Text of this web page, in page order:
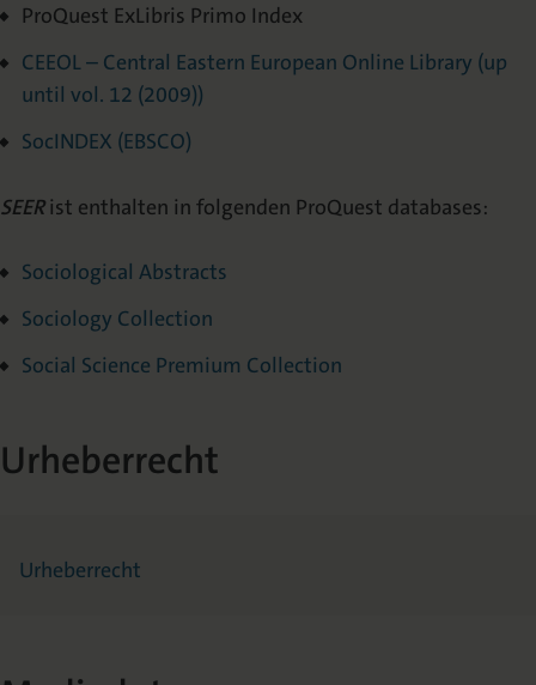
ProQuest ExLibris Primo Index
CEEOL – Central Eastern European Online Library (up
until vol. 12 (2009))
SocINDEX (EBSCO)
SEERist enthalten in folgenden ProQuest databases:
Sociological Abstracts
Sociology Collection
Social Science Premium Collection
Urheberrecht
Urheberrecht